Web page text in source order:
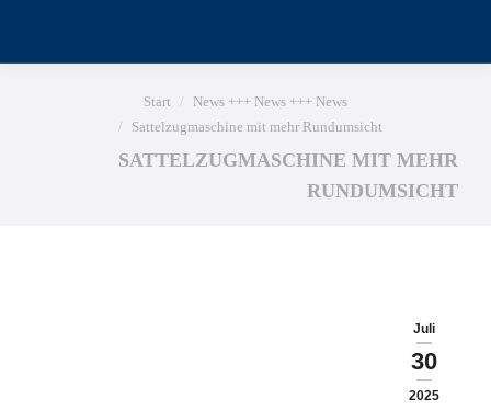
Sie befinden sich hier:
Start
News +++ News +++ News
Sattelzugmaschine mit mehr Rundumsicht
SATTELZUGMASCHINE MIT MEHR
RUNDUMSICHT
Juli
30
2025